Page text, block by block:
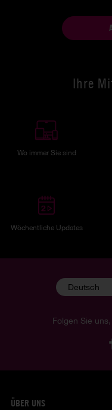
Ihre
Wo immer Sie sind
Wöchentliche Updates
Folgen Sie
Deutsch
ÜBER UNS